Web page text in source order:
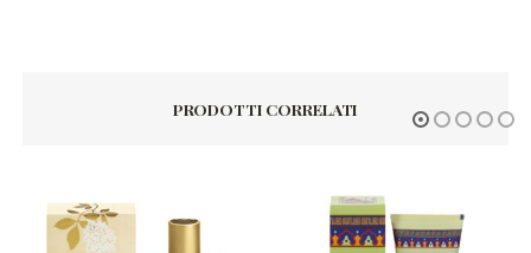
PRODOTTI CORRELATI